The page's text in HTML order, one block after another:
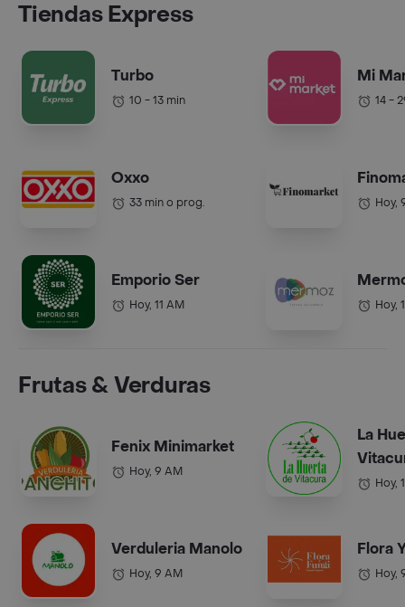
Tiendas Express
Turbo
10 - 13 min
Oxxo
33 min o prog.
Emporio Ser
Hoy, 11 AM
Mi
14 -
Hoy,
Hoy,
Frutas & Verduras
Fenix Minimarket
Hoy, 9 AM
Verduleria Manolo
Hoy, 9 AM
La
Hoy,
Flora
Hoy,